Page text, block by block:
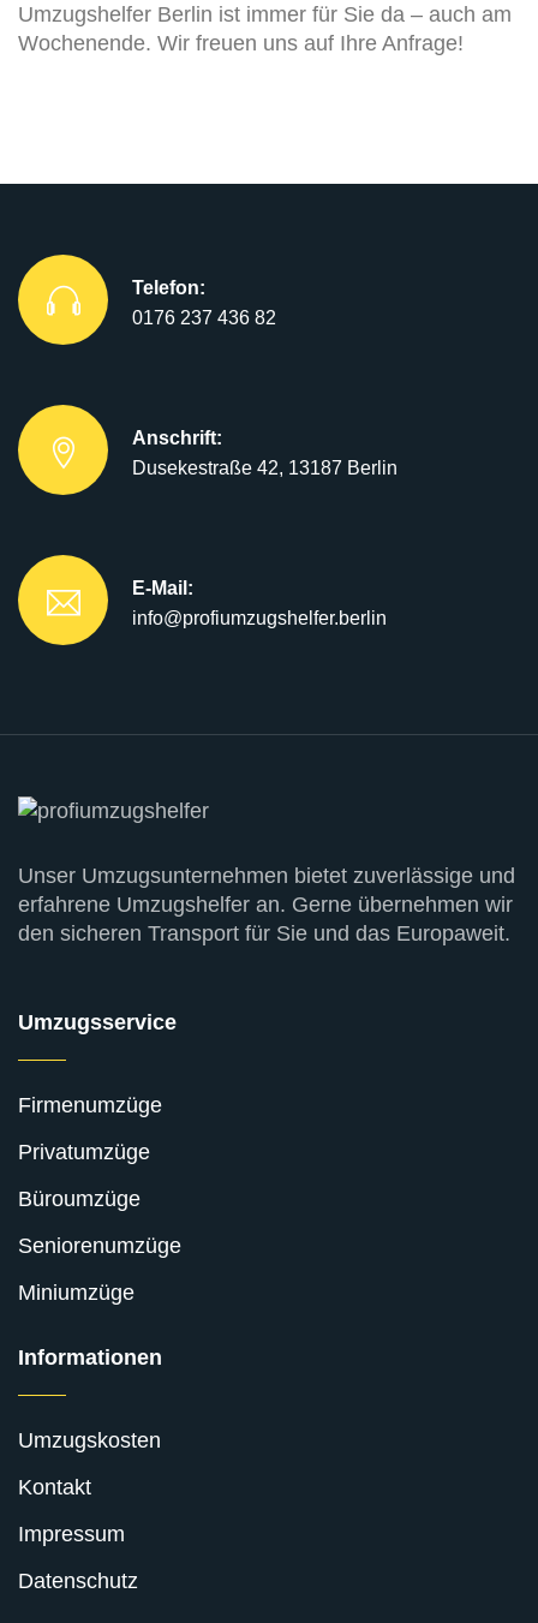
Umzugshelfer Berlin ist immer für Sie da – auch am
Wochenende. Wir freuen uns auf Ihre Anfrage!
Telefon:
0176 237 436 82
Anschrift:
Dusekestraße 42, 13187 Berlin
E-Mail:
info@profiumzugshelfer.berlin
Unser Umzugsunternehmen bietet zuverlässige und
erfahrene Umzugshelfer an. Gerne übernehmen wir
den sicheren Transport für Sie und das Europaweit.
Umzugsservice
Firmenumzüge
Privatumzüge
Büroumzüge
Seniorenumzüge
Miniumzüge
Informationen
Umzugskosten
Kontakt
Impressum
Datenschutz